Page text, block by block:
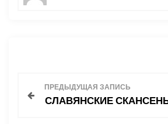
ПРЕДЫДУЩАЯ ЗАПИСЬ
СЛАВЯНСКИЕ